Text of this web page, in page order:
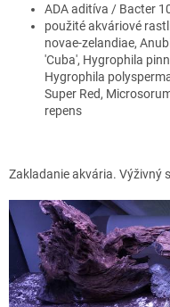
ADA aditíva / Bacter
použité akváriové
novae-zelandiae,
'Cuba', Hygrophila
Hygrophila
Super Red,
repens
Zakladanie akvária. Výživný